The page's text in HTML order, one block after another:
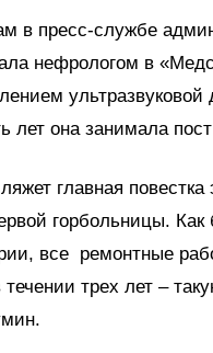
в пресс-службе
нефрологом в
лет она занимала
главная
горбольницы.
все ремонтные
трех лет –